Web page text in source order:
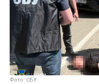
Фото: СБУ